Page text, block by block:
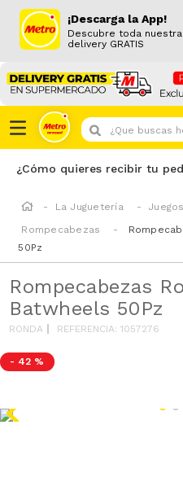
¡Descarga la App!
Descubre toda
delivery GRATIS
¿Que buscas
¿Cómo quieres recibir tu
La Juguetería
Rompecabezas
50Pz
Rompecabezas
Batwheels 50Pz
RONDA REFERENCIA:1057276
- 42 %